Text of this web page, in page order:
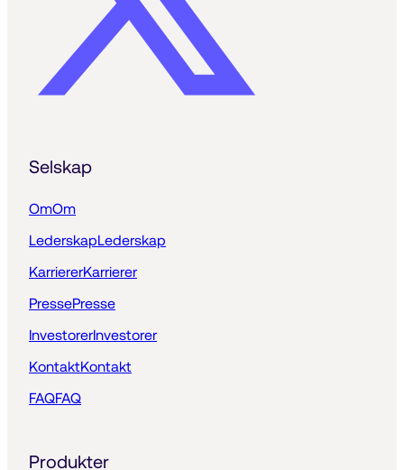
Selskap
OmOm
LederskapLederskap
KarriererKarrierer
PressePresse
InvestorerInvestorer
KontaktKontakt
FAQFAQ
Produkter